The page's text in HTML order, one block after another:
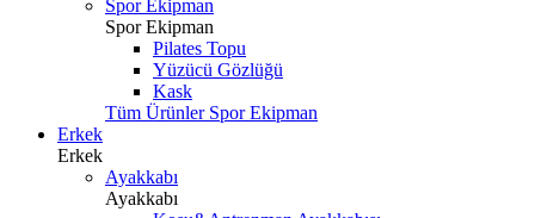
Spor Ekipman
Spor Ekipman
Pilates Topu
Yüzücü Gözlüğü
Kask
Tüm Ürünler Spor Ekipman
Erkek
Erkek
Ayakkabı
Ayakkabı